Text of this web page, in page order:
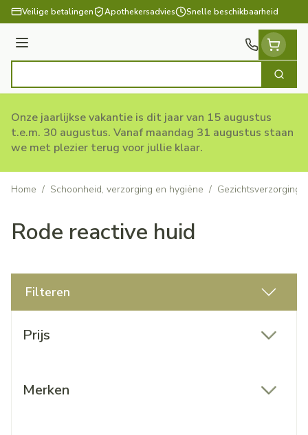
Ga naar de inhoud
Veilige betalingen Apothekersadvies Snelle beschikbaarheid
Menu
Zoek
Onze jaarlijkse vakantie is dit jaar van 15 augustus
t.e.m. 30 augustus. Vanaf maandag 31 augustus staan
we met plezier terug voor jullie klaar.
Home / Schoonheid, verzorging en hygiëne / Gezichtsverzorging
Rode reactive huid
Filteren
Prijs
Merken